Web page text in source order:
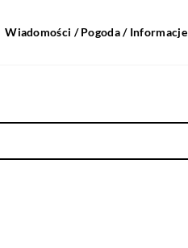
Wiadomości / Pogoda / Informacje